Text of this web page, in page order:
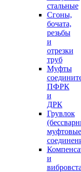
стальные
Сгоны,
бочата,
резьбы
и
отрезки
труб
Муфты
ПФРК
и
ДРК
Грувлок
муфтовые
и